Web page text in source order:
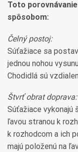
Toto
spôsobom:
Čelný postoj:
Súťažiace sa
jednou nohou
Chodidlá sú
Štvrť obrat doprava:
Súťažiace vykonajú
ľavou stranou k
k rozhodcom a ich
majú položenú na